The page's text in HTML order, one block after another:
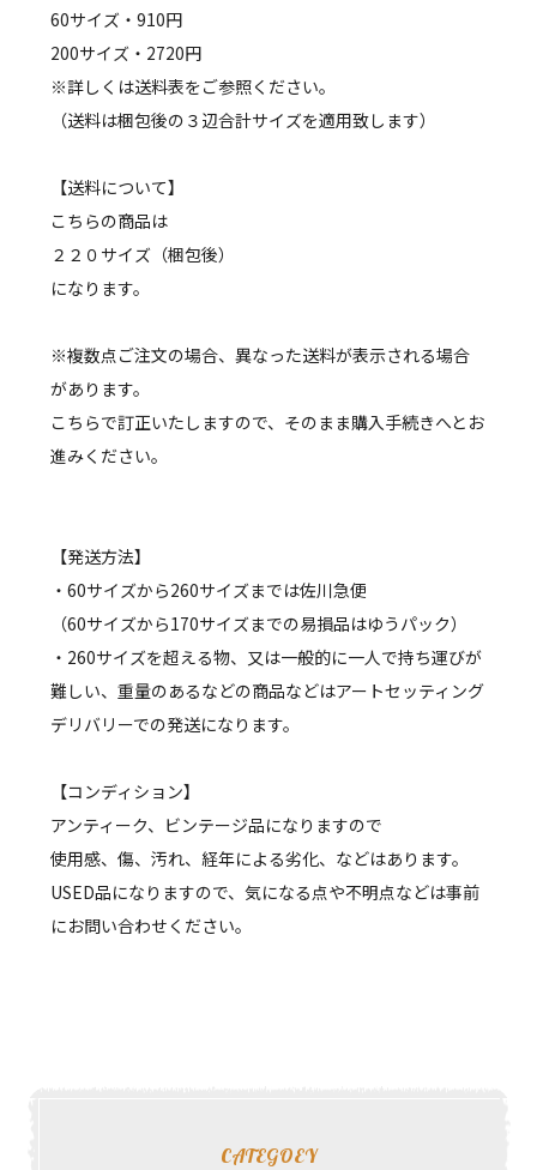
60サイズ・910円
200サイズ・2720円
※詳しくは送料表をご参照ください。
（送料は梱包後の３辺合計サイズを適用致します）
【送料について】
こちらの商品は
２２０サイズ（梱包後）
になります。
※複数点ご注文の場合、異なった送料が表示される場合
があります。
こちらで訂正いたしますので、そのまま購入手続きへとお
進みください。
【発送方法】
・60サイズから260サイズまでは佐川急便
（60サイズから170サイズまでの易損品はゆうパック）
・260サイズを超える物、又は一般的に一人で持ち運びが
難しい、重量のあるなどの商品などはアートセッティング
デリバリーでの発送になります。
【コンディション】
アンティーク、ビンテージ品になりますので
使用感、傷、汚れ、経年による劣化、などはあります。
USED品になりますので、気になる点や不明点などは事前
にお問い合わせください。
CATEGOEY